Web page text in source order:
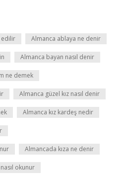
edilir Almanca ablaya ne denir
Almanca bayan nasıl denir
ne demek
Almanca güzel kız nasıl denir
Almanca kız kardeş nedir
Almancada kıza ne denir
okunur